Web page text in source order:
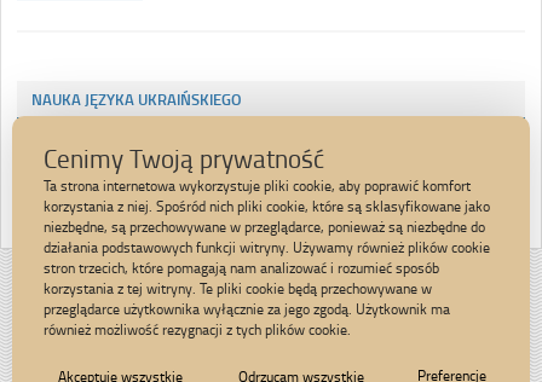
NAUKA JĘZYKA UKRAIŃSKIEGO
TWORZENIE MOZAIKI, OBRAZU ZNANEGO MATEMATYKA –
PITAGORASA
Strona została opracowana w ramach
projektu
Polska Akademia Dostępności
realizowanego przez
Cenimy Twoją prywatność
Ta strona internetowa wykorzystuje pliki cookie, aby poprawić komfort
korzystania z niej. Spośród nich pliki cookie, które są sklasyfikowane jako
niezbędne, są przechowywane w przeglądarce, ponieważ są niezbędne do
działania podstawowych funkcji witryny. Używamy również plików cookie
stron trzecich, które pomagają nam analizować i rozumieć sposób
korzystania z tej witryny. Te pliki cookie będą przechowywane w
przeglądarce użytkownika wyłącznie za jego zgodą. Użytkownik ma
również możliwość rezygnacji z tych plików cookie.
Akceptuję wszystkie Odrzucam wszystkie Preferencje